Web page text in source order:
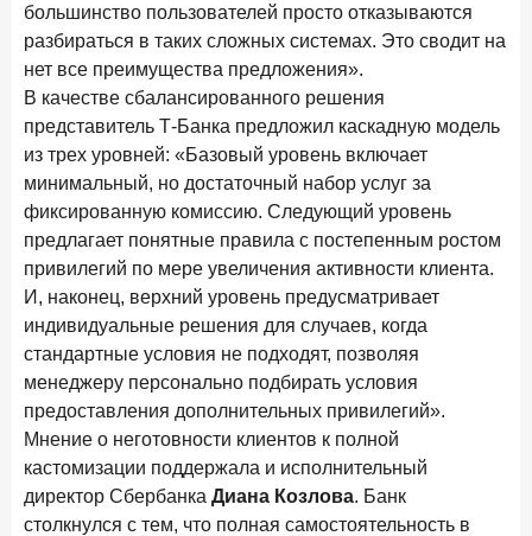
большинство пользователей просто отказываются
разбираться в таких сложных системах. Это сводит на
нет все преимущества предложения».
В качестве сбалансированного решения
представитель Т-Банка предложил каскадную модель
из трех уровней: «Базовый уровень включает
минимальный, но достаточный набор услуг за
фиксированную комиссию. Следующий уровень
предлагает понятные правила с постепенным ростом
привилегий по мере увеличения активности клиента.
И, наконец, верхний уровень предусматривает
индивидуальные решения для случаев, когда
стандартные условия не подходят, позволяя
менеджеру персонально подбирать условия
предоставления дополнительных привилегий».
Мнение о неготовности клиентов к полной
кастомизации поддержала и исполнительный
директор Сбербанка Диана Козлова. Банк
столкнулся с тем, что полная самостоятельность в